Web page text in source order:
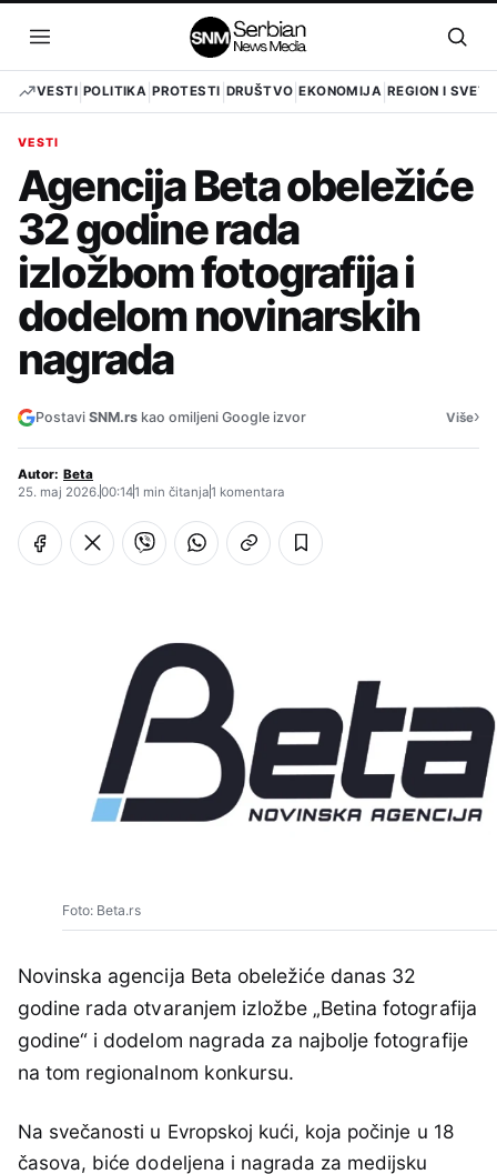
sadržaj
Otvori
meni
VESTI POLITIKA PROTESTI DRUŠTVO EKONOMIJA REGION I SVET
VESTI
Agencija Beta obeležiće
32 godine rada
izložbom fotografija i
dodelom novinarskih
nagrada
Postavi SNM.rs kao omiljeni Google izvor Više›
Autor: Beta
25. maj 2026.00:141 min čitanja1 komentara
Foto: Beta.rs
Novinska agencija Beta obeležiće danas 32
godine rada otvaranjem izložbe „Betina fotografija
godine“ i dodelom nagrada za najbolje fotografije
na tom regionalnom konkursu.
Na svečanosti u Evropskoj kući, koja počinje u 18
časova, biće dodeljena i nagrada za medijsku